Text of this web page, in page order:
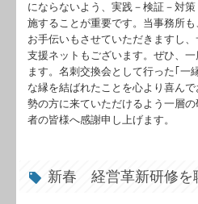
にならないよう、実践－検証－対
施することが重要です。当事務所
お手伝いもさせていただきますし
支援ネットもございます。ぜひ、
ます。名刺交換会として行った｢一
な縁を結ばれたことを心より喜ん
勢の方に来ていただけるよう一層
者の皆様へ感謝申し上げます。
新春 経営革新研修を